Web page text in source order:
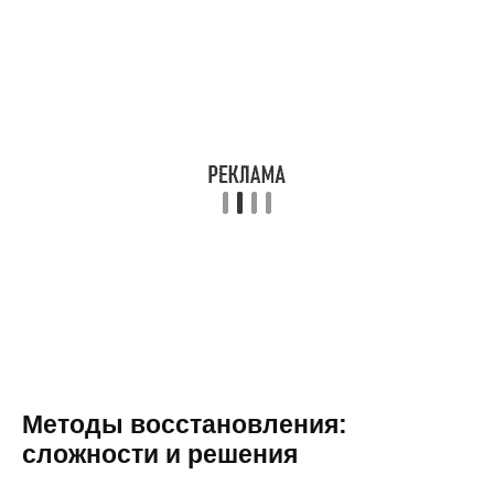
Методы восстановления:
сложности и решения